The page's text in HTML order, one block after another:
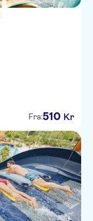
Fra:510 Kr